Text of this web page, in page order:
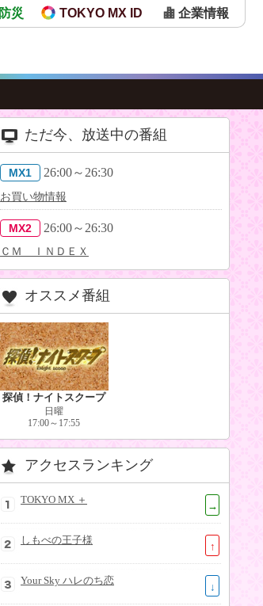
防災 TOKYO MX ID 企業情報
ただ今、放送中の番組
MX1 26:00～26:30
お買い物情報
MX2 26:00～26:30
ＣＭ ＩＮＤＥＸ
オススメ番組
探偵！ナイトスクープ
日曜
17:00～17:55
アクセスランキング
TOKYO MX ＋
→
しもべの王子様
↑
Your Sky ハレのち恋
↓